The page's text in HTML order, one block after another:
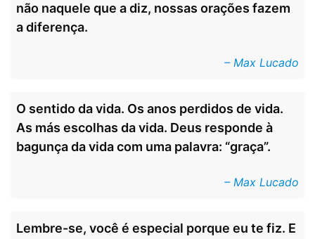
não naquele que a diz, nossas orações fazem
a diferença.
– Max Lucado
O sentido da vida. Os anos perdidos de vida.
As más escolhas da vida. Deus responde à
bagunça da vida com uma palavra: “graça”.
– Max Lucado
Lembre-se, você é especial porque eu te fiz. E